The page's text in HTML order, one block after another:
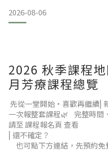
條路上站在什麼位置。看完，
以及下一格在哪裡。30 秒重
2026-08-06
2026 秋季課程
月芳療課程總覽
先從一堂開始・喜歡再繼續⎢
一次報整套課程🌿 完整時間
請至 課程報名頁 查看
⎢還不確定？
也可點下方連結，先預約免